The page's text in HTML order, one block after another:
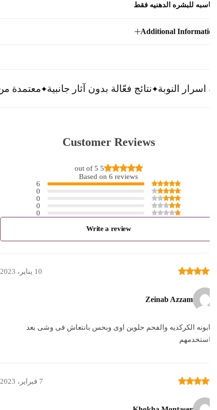
للبشره الدهنيه فقط
Additional
نتائج فعّالة بدون آثار جانبية معتمدة من
Customer Reviews
5 out of 5
Based on 6 reviews
Write a review
Zeinab Azzam
الكركديه والفحم حلوين اوى وبحس بانتعاش فى وشى بعد